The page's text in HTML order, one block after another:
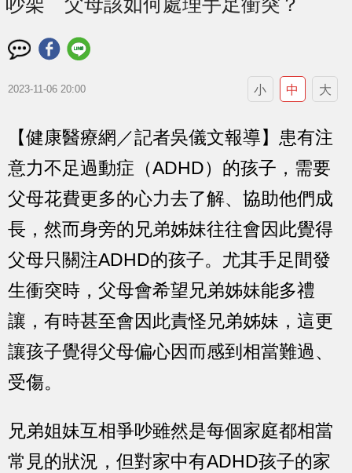
吵架 父母該如何處理手足衝突？
2023-11-06 20:00 小 中 大
【健康醫療網／記者吳儀文報導】患有注
意力不足過動症（ADHD）的孩子，需要
父母花費更多的心力去了解、協助他們成
長，然而身旁的兄弟姊妹往往會因此覺得
父母只關注ADHD的孩子。尤其手足間發
生衝突時，父母會希望兄弟姊妹能多禮
讓，有時甚至會因此責怪兄弟姊妹，這更
讓孩子覺得父母偏心因而感到相當難過、
受傷。
兄弟姐妹互相爭吵雖然是每個家庭都相當
常見的狀況，但對家中有ADHD孩子的家